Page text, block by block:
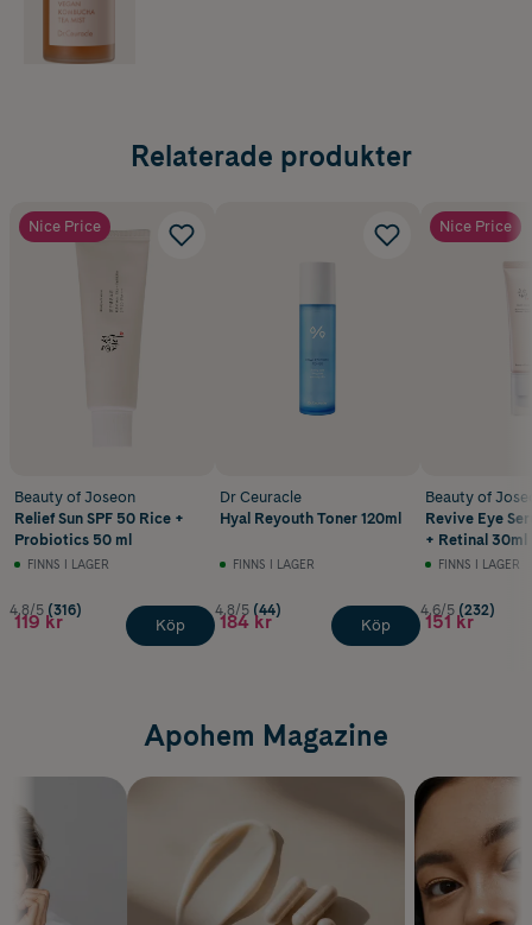
Relaterade produkter
Nice Price
Beauty of Joseon
Relief Sun SPF 50 Rice +
Probiotics 50 ml
FINNS I LAGER
4.8/5 (316)
119 kr Köp
Dr Ceuracle
Hyal Reyouth Toner 120ml
FINNS I LAGER
4.8/5 (44)
184 kr Köp
Nice Price
Beauty of
Revive Eye
+ Retinal 30ml
FINNS I LAGER
4.6/5 (232)
151 kr
Apohem Magazine